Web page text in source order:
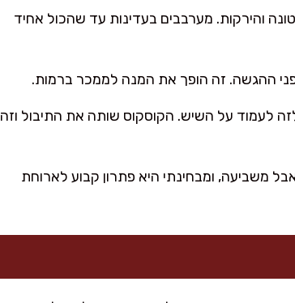
והירקות. מערבבים בעדינות עד שהכול אחיד
ההגשה. זה הופך את המנה לממכר ברמות.
נותנת לזה לעמוד על השיש. הקוסקוס שותה את התיבול וזה
משביעה, ומבחינתי היא פתרון קבוע לארוחת